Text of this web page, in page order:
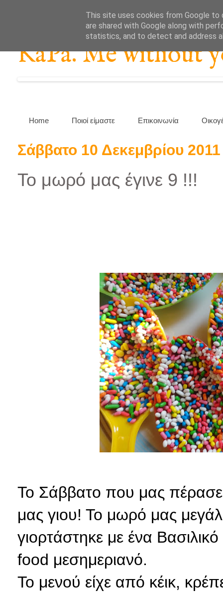
KaPa. Me without
Home Ποιοί είμαστε Επικοινωνία
Σάββατο 10 Δεκεμβρίου 2011
Το μωρό μας έγινε 9 !!!
Το Σάββατο που μας πέρασε
μας γιου! Το μωρό μας
γιορτάστηκε με ένα
food μεσημεριανό.
Το μενού είχε από κέικ,
This site uses cookies from Google to
are shared with Google along with
statistics, and to detect and address